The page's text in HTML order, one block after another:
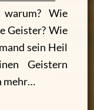
Wie
Geister? Wie
sein Heil
Geistern
mehr…